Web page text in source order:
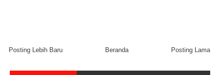
Posting Lebih Baru Posting Lama
Beranda